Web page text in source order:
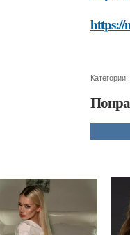
https://
Категории: